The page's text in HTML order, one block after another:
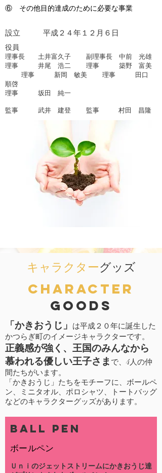
⑥ その他目的達成のために必要な事業
設立 平成２４年１２月６日
役員
理事長 土井富久子 副理事長 中前 光雄
理事 井尾 浩二 理事 築野 富美
理事 新岡 敏美 理事 田口
順啓
​理事 坂田 純一
監事 武井 建登 監事 村田 昌隆
キャラクターグッズ
​Character
Goods
「かきおうじ」
は平成２０年に誕生した
かつらぎ町のイメージキャラクターです。
正義感が強く、王国のみんなから
慕われる優しい王子さま で、4人の仲
間たちがいます。
「かきおうじ」たちをモチーフに、ボールペ
ン、
ミニタオル、ポロシャツ、トートバッグ
などのキャラクターグッズがあります。
​ball pen
​ボールペン
Ｕｎｉのジェットストリームにかきおうじ達